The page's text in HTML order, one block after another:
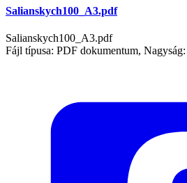
Salianskych100_A3.pdf
Salianskych100_A3.pdf
Fájl típusa: PDF dokumentum,